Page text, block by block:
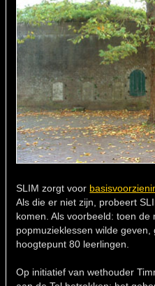
SLIM zorgt voor
Als die er niet zijn, probeert
komen. Als voorbeeld: toen de
popmuzieklessen wilde
hoogtepunt 80 leerlingen.
Op initiatief van wethouder